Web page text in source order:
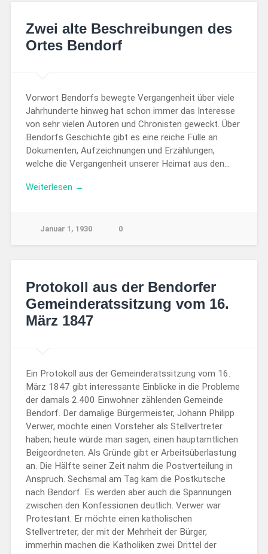
Zwei alte Beschreibungen des
Ortes Bendorf
Vorwort Bendorfs bewegte Vergangenheit über viele
Jahrhunderte hinweg hat schon immer das Interesse
von sehr vielen Autoren und Chronisten geweckt. Über
Bendorfs Geschichte gibt es eine reiche Fülle an
Dokumenten, Aufzeichnungen und Erzählungen,
welche die Vergangenheit unserer Heimat aus den…
Weiterlesen →
Januar 1, 1930 0
Protokoll aus der Bendorfer
Gemeinderatssitzung vom 16.
März 1847
Ein Protokoll aus der Gemeinderatssitzung vom 16.
März 1847 gibt interessante Einblicke in die Probleme
der damals 2.400 Einwohner zählenden Gemeinde
Bendorf. Der damalige Bürgermeister, Johann Philipp
Verwer, möchte einen Vorsteher als Stellvertreter
haben; heute würde man sagen, einen hauptamtlichen
Beigeordneten. Als Gründe gibt er Arbeitsüberlastung
an. Die Hälfte seiner Zeit nahm die Postverteilung in
Anspruch. Sechsmal am Tag kam die Postkutsche
nach Bendorf. Es werden aber auch die Spannungen
zwischen den Konfessionen deutlich. Verwer war
Protestant. Er möchte einen katholischen
Stellvertreter, der mit der Mehrheit der Bürger,
immerhin machen die Katholiken zwei Drittel der